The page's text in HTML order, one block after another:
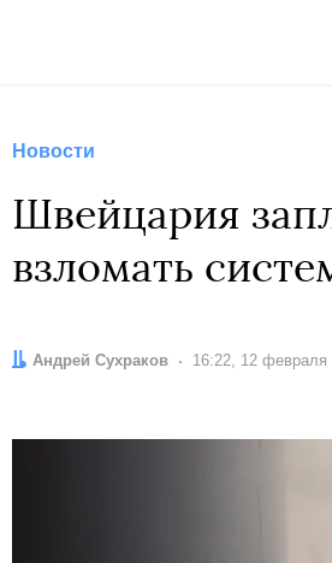
Новости
Швейцария
взломать
Автор:
Андрей Сухраков Дата:
16:22, 12 февраля